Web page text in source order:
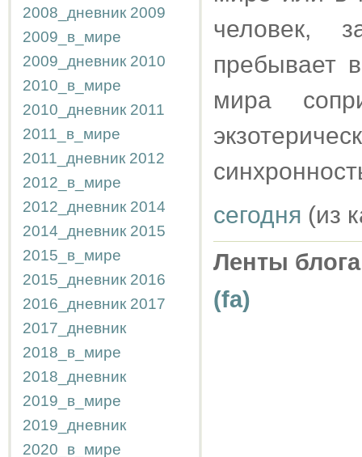
2008_дневник 2009
2009_в_мире
2009_дневник 2010
2010_в_мире
2010_дневник 2011
2011_в_мире
2011_дневник 2012
2012_в_мире
2012_дневник 2014
2014_дневник 2015
2015_в_мире
2015_дневник 2016
2016_дневник 2017
2017_дневник
2018_в_мире
2018_дневник
2019_в_мире
2019_дневник
2020_в_мире
человек,
пребывает
мира
сегодня (из
Ленты
(fa)